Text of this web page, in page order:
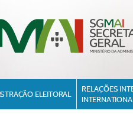
ELEITORAL
RELAÇÕES